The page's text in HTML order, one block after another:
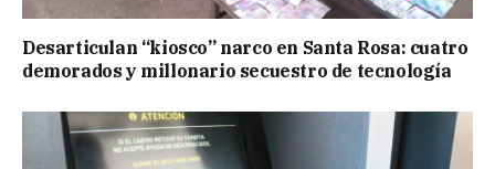
Desarticulan “kiosco” narco en Santa Rosa: cuatro
demorados y millonario secuestro de tecnología